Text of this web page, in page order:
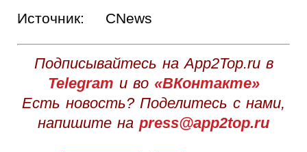
Источник: CNews
Подписывайтесь на App2Top.ru в
Telegram и во «ВКонтакте»
Есть новость? Поделитесь с нами,
напишите на press@app2top.ru